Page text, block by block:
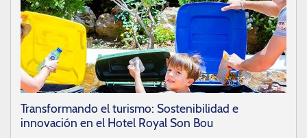
Transformando el turismo: Sostenibilidad e
innovación en el Hotel Royal Son Bou